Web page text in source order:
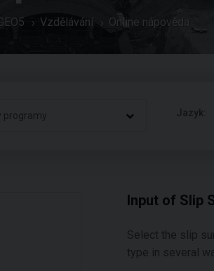
Vzdělávání Online nápověda
programy Jazyk:
Input of Slip
Select the slip
type in several